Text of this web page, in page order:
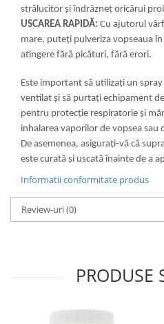
strălucitor și îndrăzneț oricărui
USCAREA RAPIDĂ: Cu ajutorul
mare, puteți pulveriza vopseaua
atingere fără picături, fără erori.
Este important să utilizați un
ventilat și să purtați echipament
pentru protecție respiratorie și
inhalarea vaporilor de vopsea sau
De asemenea, asigurați-vă că
este curată și uscată înainte de a
Informatii conformitate produs
Review-uri(0)
PRODUSE